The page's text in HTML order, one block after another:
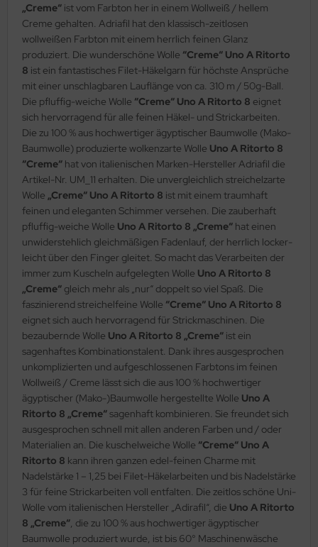
„Creme“ ist vom Farbton her in einem Wollweiß / hellem
Creme gehalten. Adriafil hat den klassisch-zeitlosen
wollweißen Farbton mit einem herrlich feinen Glanz
produziert. Die wunderschöne Wolle “Creme“ Uno A Ritorto
8 ist ein fantastisches Filet-Häkelgarn für höchste Ansprüche
mit einer unschlagbaren Lauflänge von ca. 310 m / 50g-Ball.
Die pfluffig-weiche Wolle “Creme“ Uno A Ritorto 8 eignet
sich hervorragend für alle feinen Häkel- und Strickarbeiten.
Die zu 100 % aus hochwertiger ägyptischer Baumwolle (Mako-
Baumwolle) produzierte wolkenzarte Wolle Uno A Ritorto 8
“Creme“ hat von italienischen Marken-Hersteller Adriafil die
Artikel-Nr. UM_11 erhalten. Die unvergleichlich streichelzarte
Wolle „Creme“ Uno A Ritorto 8 ist mit einem traumhaft
feinen und eleganten Schimmer versehen. Die zauberhaft
pfluffig-weiche Wolle Uno A Ritorto 8 „Creme“ hat einen
unwiderstehlich gleichmäßigen Fadenlauf, der herrlich locker-
leicht über den Finger gleitet. So macht das Verarbeiten der
immer zum Kuscheln aufgelegten Wolle Uno A Ritorto 8
„Creme“ gleich mehr als „nur“ doppelt so viel Spaß. Die
faszinierend streichelfeine Wolle “Creme“ Uno A Ritorto 8
eignet sich auch hervorragend für Strickmaschinen. Die
bezaubernde Wolle Uno A Ritorto 8 „Creme“ ist ein
sagenhaftes Kombinationstalent. Dank ihres ausgesprochen
unkomplizierten und aufgeschlossenen Farbtons im feinen
Wollweiß / Creme lässt sich die aus 100 % hochwertiger
ägyptischer (Mako-)Baumwolle hergestellte Wolle Uno A
Ritorto 8 „Creme“sagenhaft kombinieren. Sie freundet sich
ausgesprochen schnell mit allen anderen Farben und / oder
Materialien an. Die kuschelweiche Wolle “Creme“ Uno A
Ritorto 8 kann ihren ganzen edel-feinen Charme mit
Nadelstärke 1 – 1,25 bei Filet-Häkelarbeiten und bis Nadelstärke
3 für feine Strickarbeiten voll entfalten. Die zeitlos schöne Uni-
Wolle vom italienischen Hersteller „Adirafil“, die Uno A Ritorto
8 „Creme“, die zu 100 % aus hochwertiger ägyptischer
Baumwolle produziert wurde, ist bis 60° Maschinenwäsche